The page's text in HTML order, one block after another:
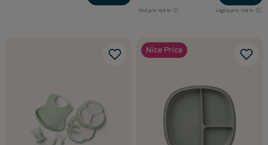
Ord.pris 129 kr Lägsta pris 128 kr
Nice Price